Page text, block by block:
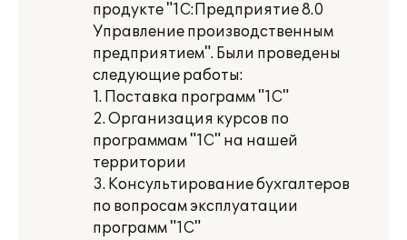
продукте "1С:Предприятие 8.0
Управление производственным
предприятием". Были проведены
следующие работы:
1. Поставка программ "1С"
2. Организация курсов по
программам "1С" на нашей
территории
3. Консультирование бухгалтеров
по вопросам эксплуатации
программ "1С"